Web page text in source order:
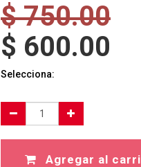
$750.00
$ 600.00
Selecciona:
Agregar al